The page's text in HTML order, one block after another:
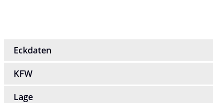
Eckdaten
KFW
Lage